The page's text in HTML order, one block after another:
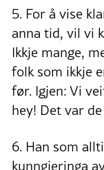
5. For å vise
anna tid, vil vi
Ikkje mange,
folk som ikkje
før. Igjen: Vi
hey! Det var
6. Han som
kunngjeringa